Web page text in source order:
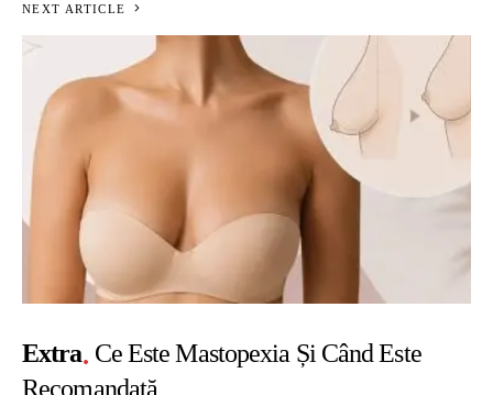
NEXT ARTICLE
Extra Ce Este Mastopexia Și Când Este
Recomandată